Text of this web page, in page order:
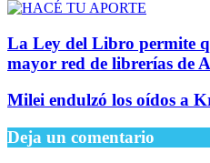
La Ley del Libro permite
mayor red de librerías de
Milei endulzó los oídos a
Deja un comentario